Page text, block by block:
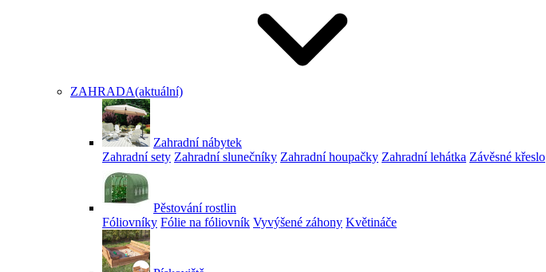
ZAHRADA(aktuální)
Zahradní nábytek
Zahradní sety Zahradní slunečníky Zahradní houpačky Zahradní lehátka Závěsné křeslo
Pěstování rostlin
Fóliovníky Fólie na fóliovník Vyvýšené záhony Květináče